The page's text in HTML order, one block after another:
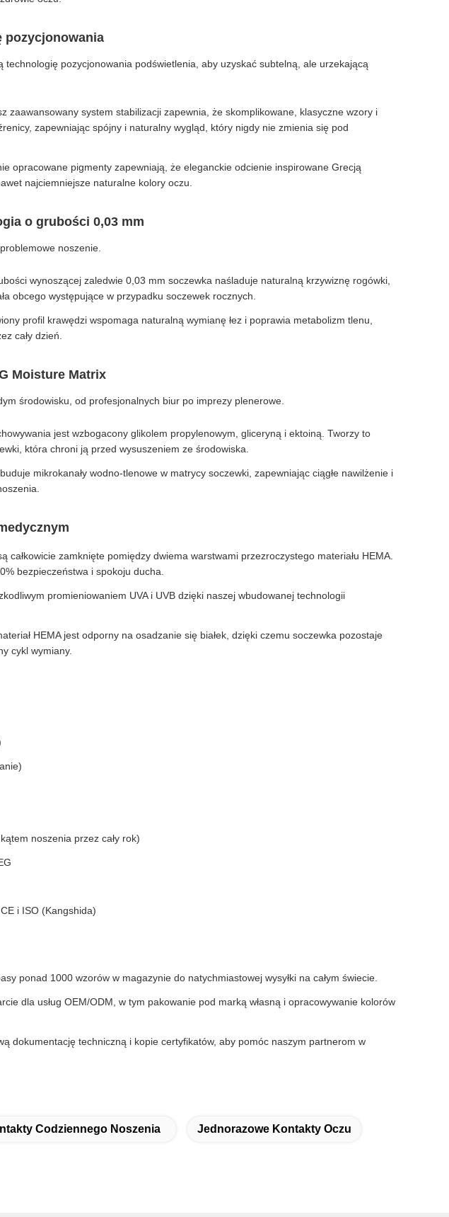
pozycjonowania
pozycjonowania podświetlenia, aby uzyskać subtelną, ale urzekającą
zaawansowany system stabilizacji zapewnia, że ​​skomplikowane, klasyczne wzory i
zapewniając spójny i naturalny wygląd, który nigdy nie zmienia się pod
opracowane pigmenty zapewniają, że eleganckie odcienie inspirowane Grecją
najciemniejsze naturalne kolory oczu.
o grubości 0,03 mm
noszenie.
wynoszącej zaledwie 0,03 mm soczewka naśladuje naturalną krzywiznę rogówki,
obcego występujące w przypadku soczewek rocznych.
profil krawędzi wspomaga naturalną wymianę łez i poprawia metabolizm tlenu,
cały dzień.
Moisture Matrix
środowisku, od profesjonalnych biur po imprezy plenerowe.
jest wzbogacony glikolem propylenowym, gliceryną i ektoiną. Tworzy to
która chroni ją przed wysuszeniem ze środowiska.
mikrokanały wodno-tlenowe w matrycy soczewki, zapewniając ciągłe nawilżenie i
całkowicie zamknięte pomiędzy dwiema warstwami przezroczystego materiału HEMA.
bezpieczeństwa i spokoju ducha.
promieniowaniem UVA i UVB dzięki naszej wbudowanej technologii
HEMA jest odporny na osadzanie się białek, dzięki czemu soczewka pozostaje
cykl wymiany.
noszenia przez cały rok)
i ISO (Kangshida)
ponad 1000 wzorów w magazynie do natychmiastowej wysyłki na całym świecie.
dla usług OEM/ODM, w tym pakowanie pod marką własną i opracowywanie kolorów
dokumentację techniczną i kopie certyfikatów, aby pomóc naszym partnerom w
Codziennego Noszenia Jednorazowe Kontakty Oczu